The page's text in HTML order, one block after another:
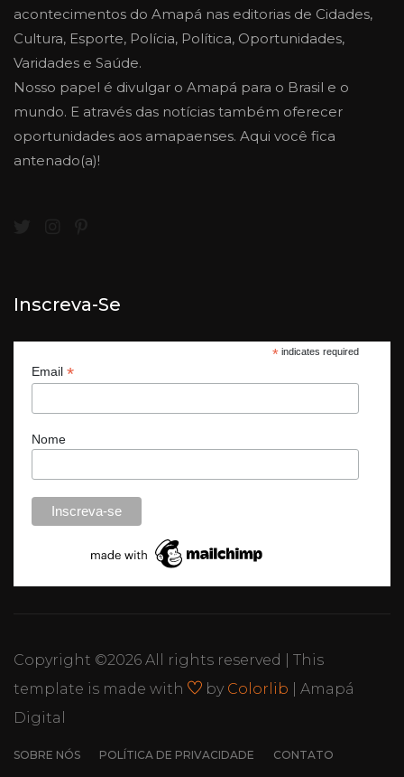
acontecimentos do Amapá nas editorias de Cidades,
Cultura, Esporte, Polícia, Política, Oportunidades,
Varidades e Saúde.
Nosso papel é divulgar o Amapá para o Brasil e o
mundo. E através das notícias também oferecer
oportunidades aos amapaenses. Aqui você fica
antenado(a)!
Inscreva-Se
*indicates required
Email *
Nome
Copyright ©2026 All rights reserved | This
template is made with
by Colorlib | Amapá
Digital
SOBRE NÓS POLÍTICA DE PRIVACIDADE CONTATO